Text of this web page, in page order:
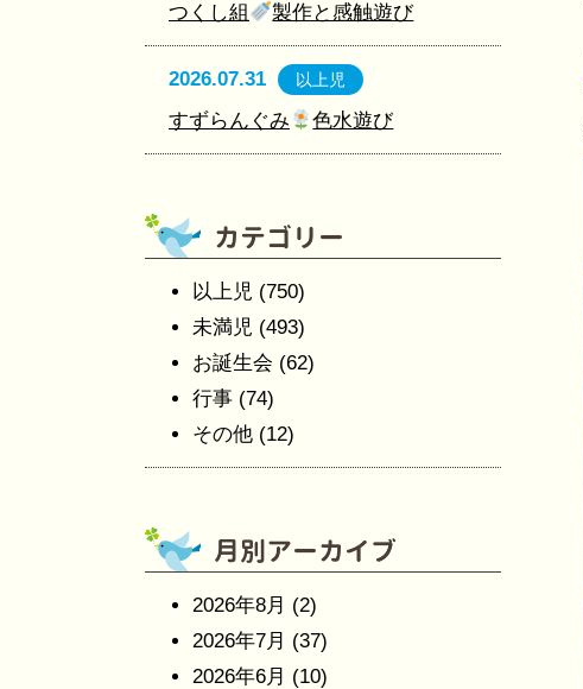
つくし組 製作と感触遊び
2026.07.31 以上児
すずらんぐみ 色水遊び
以上児 (750)
未満児 (493)
お誕生会 (62)
行事 (74)
その他 (12)
2026年8月 (2)
2026年7月 (37)
2026年6月 (10)